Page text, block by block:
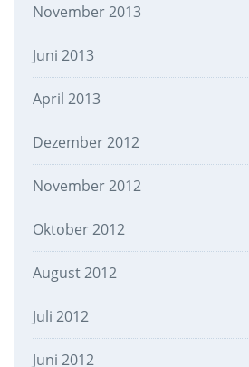
November 2013
Juni 2013
April 2013
Dezember 2012
November 2012
Oktober 2012
August 2012
Juli 2012
Juni 2012